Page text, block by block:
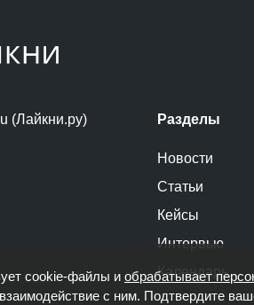
(Лайкни.ру) Разделы
Новости
Статьи
Кейсы
Интервью
Календарь
cookie-файлы и обрабатывает
с ним. Подтвердите